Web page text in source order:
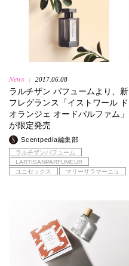
News 2017.06.08
ラルチザン パフュームより、新
フレグランス「イストワール ド
オランジェ オードパルファム」
が限定発売
Scentpedia編集部
ラルチザンパフューム
LARTISANPARFUMEUR
ユニセックス
マリーサラマーニュ